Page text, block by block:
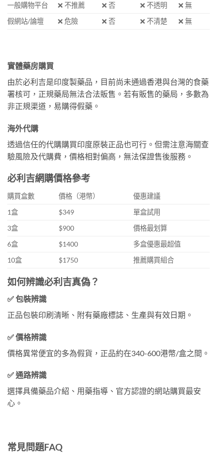
一般購物平台
❌ 不推薦 ❌ 否 ❌ 不透明
❌ 無
假網站/論壇
❌ 危險 ❌ 否 ❌ 不清楚 ❌ 無
實體藥房購買
由於必利吉是印度製藥品，目前尚未通過香港與台灣的食藥
署核可，正規藥局無法合法販售。若有販售的藥局，多數為
非正規渠道，易購得假藥。
海外代購
透過信任的代購購買印度原裝正品也可行。但需注意海關查
驗風險及代購費，價格相對偏高，無法保證售後服務。
必利吉網購價格參考
購買盒數 價格（港幣）
優惠建議
1盒
$349
單盒試用
3盒
$900
價格最划算
6盒
$1400
多盒優惠最超值
10盒
$1750 推薦購買組合
如何辨識必利吉真偽？
✅ 包裝辨識
正品包裝印刷清晰、附有藥廠標誌、生產與有效日期。
✅ 價格辨識
價格異常便宜的多為假貨，正品約在340-600港幣/盒之間。
✅ 通路辨識
選擇具備藥品介紹、用藥指導、官方認證的網站購買最安
心。
常見問題FAQ